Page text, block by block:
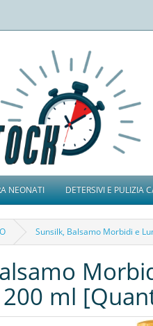
NEONATI DETERSIVI E PULIZIA
Sunsilk, Balsamo Morbidi e
ml